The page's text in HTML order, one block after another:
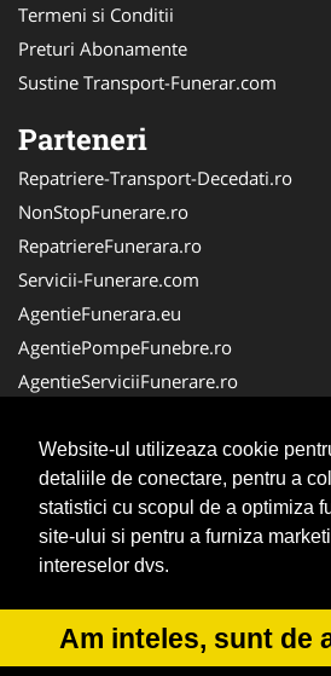
Website-ul utilizeaza cookie
detaliile de conectare, pentru a
statistici cu scopul de a optimiza
site-ului si pentru a furniza
intereselor dvs.
Am inteles, sunt de
Termeni si Conditii
Preturi Abonamente
Sustine Transport-Funerar.com
Parteneri
Repatriere-Transport-Decedati.ro
NonStopFunerare.ro
RepatriereFunerara.ro
Servicii-Funerare.com
AgentieFunerara.eu
AgentiePompeFunebre.ro
AgentieServiciiFunerare.ro
CasaFunerara.com
Firma-Pompe-Funebre.ro
Firma-Servicii-Funerare.ro
ParastasesiPomeni.ro
© 2014-2026 Powered by